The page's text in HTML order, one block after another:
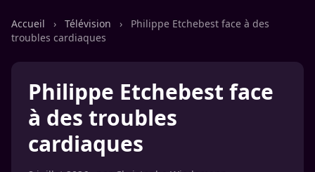
Accueil › Télévision ›
Philippe Etchebest face à des
troubles cardiaques
Philippe Etchebest face
à des troubles
cardiaques